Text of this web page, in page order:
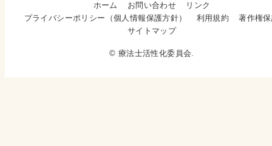
ホーム お問い合わせ
リンク
プライバシーポリシー（個人情報保護方針）
利用規約
著作権
サイトマップ
© 療法士活性化委員会.